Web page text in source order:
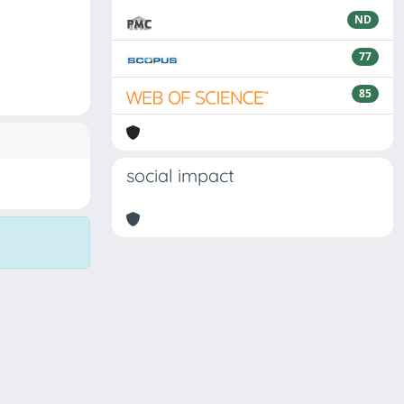
ND
77
85
social impact